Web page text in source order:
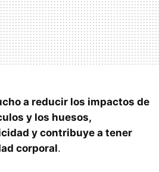
a reducir los impactos de
y los huesos,
y contribuye a tener
corporal.